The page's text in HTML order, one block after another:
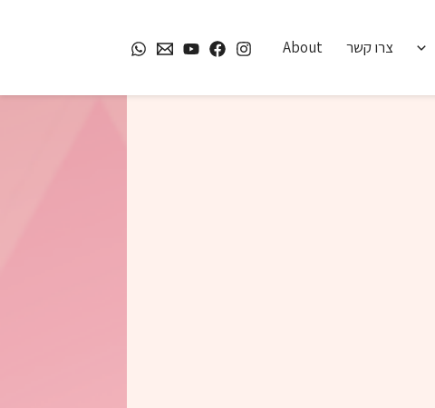
צרו קשר About